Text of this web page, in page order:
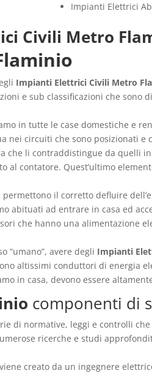
Impianti Elettrici
Civili Metro
Impianti Elettrici Civili Metro
e sub classificazioni che sono
in tutte le case domestiche e
nei circuiti che sono posizionati e
che li contraddistingue da quelli
contatore. Quest’ultimo
il corretto defluire
abituati ad entrare in casa ed
che hanno una alimentazione
“umano”, avere degli Impianti
altissimi conduttori di energia
in casa, devono essere
componenti di
di normative, leggi e controlli
ricerche e studi
creato da un ingegnere